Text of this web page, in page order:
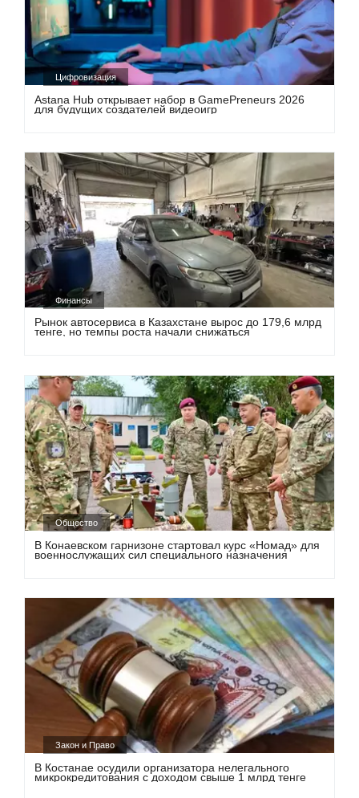
Цифровизация
Astana Hub открывает набор в GamePreneurs 2026
для будущих создателей видеоигр
Финансы
Рынок автосервиса в Казахстане вырос до 179,6 млрд
тенге, но темпы роста начали снижаться
Общество
В Конаевском гарнизоне стартовал курс «Номад» для
военнослужащих сил специального назначения
Закон и Право
В Костанае осудили организатора нелегального
микрокредитования с доходом свыше 1 млрд тенге